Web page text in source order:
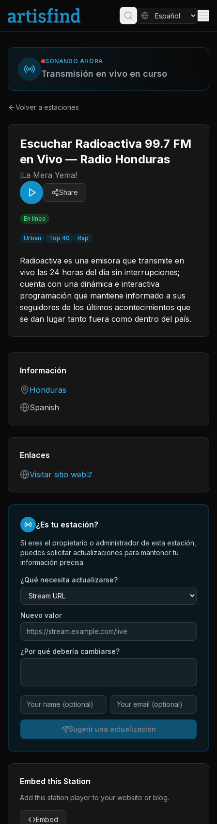
SONANDO AHORA
Transmisión en vivo en curso
Volver a estaciones
Escuchar Radioactiva 99.7 FM
en Vivo — Radio Honduras
¡La Mera Yema!
Share
En línea
Urban Top 40 Rap
Radioactiva es una emisora que transmite en
vivo las 24 horas del día sin interrupciones;
cuenta con una dinámica e interactiva
programación que mantiene informado a sus
seguidores de los últimos acontecimientos que
se dan lugar tanto fuera como dentro del país.
Información
Country
Honduras
Language
Spanish
Enlaces
Visitar sitio web
¿Es tu estación?
Si eres el propietario o administrador de esta estación,
puedes solicitar actualizaciones para mantener tu
información precisa.
¿Qué necesita actualizarse?
Nuevo valor
¿Por qué debería cambiarse?
Sugerir una actualización
Embed this Station
Add this station player to your website or blog.
Embed